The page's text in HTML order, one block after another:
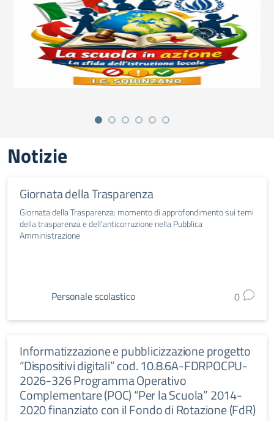
Notizie
Giornata della Trasparenza
Giornata della Trasparenza: momento di approfondimento sui temi
della trasparenza e dell'anticorruzione nella Pubblica
Amministrazione
Personale scolastico 0
Informatizzazione e pubblicizzazione progetto
“Dispositivi digitali” cod. 10.8.6A-FDRPOCPU-
2026-326 Programma Operativo
Complementare (POC) “Per la Scuola” 2014-
2020 finanziato con il Fondo di Rotazione (FdR)